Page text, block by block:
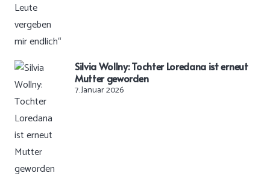
Silvia Wollny: Tochter Loredana ist erneut
Mutter geworden
7. Januar 2026